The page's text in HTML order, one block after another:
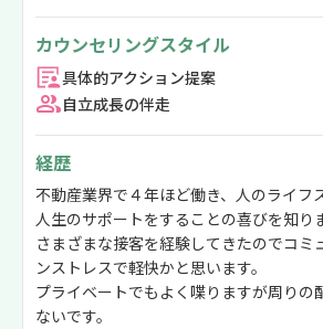
カウンセリングスタイル
具体的アクション提案
自立成長の伴走
経歴
不動産業界で４年ほど働き、人のライフ
人生のサポートをすることの喜びを知り
さまざまな接客を経験してきたのでコミ
ンストレスで軽快かと思います。
プライベートでもよく喋りますが周りの
ないです。